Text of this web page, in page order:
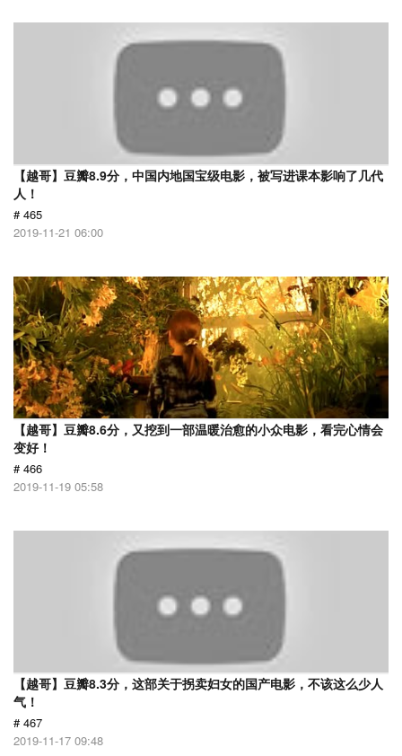
【越哥】豆瓣8.9分，中国内地国宝级电影，被写进课本影响了几代
人！
# 465
2019-11-21 06:00
【越哥】豆瓣8.6分，又挖到一部温暖治愈的小众电影，看完心情会
变好！
# 466
2019-11-19 05:58
【越哥】豆瓣8.3分，这部关于拐卖妇女的国产电影，不该这么少人
气！
# 467
2019-11-17 09:48